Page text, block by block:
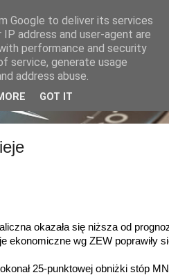
okazała się niższa od
ekonomiczne wg ZEW poprawiły
25-punktowej obniżki stóp
Google to deliver its services
address and user-agent are
performance and security
service, generate usage
address abuse.
GOT IT